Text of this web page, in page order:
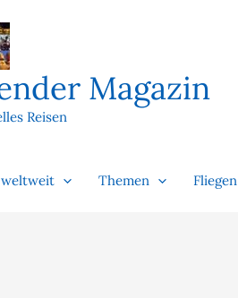
Magazin
Reisen
weltweit Themen Fliegen